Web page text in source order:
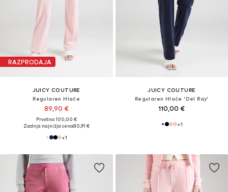
RAZPRODAJA
JUICY COUTURE
Regularen Hlače
89,90 €
Prvotno: 100,00 €
Zadnja najnižja cena80,91 €
+1
JUICY COUTURE
Regularen Hlače 'Del Ray'
110,00 €
+1